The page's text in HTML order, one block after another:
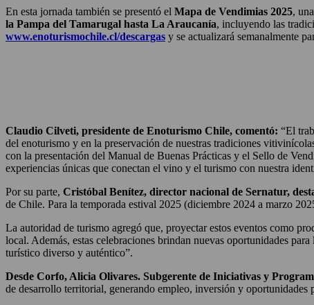
En esta jornada también se presentó el Mapa de Vendimias 2025,
la Pampa del Tamarugal hasta La Araucanía, incluyendo las
www.enoturismochile.cl/descargas y se actualizará semanalmente
Claudio Cilveti, presidente de Enoturismo Chile, comentó: “El
del enoturismo y en la preservación de nuestras tradiciones
con la presentación del Manual de Buenas Prácticas y el Sello de
experiencias únicas que conectan el vino y el turismo con nuestra
Por su parte, Cristóbal Benítez, director nacional de Sernatur,
de Chile. Para la temporada estival 2025 (diciembre 2024 a marzo
La autoridad de turismo agregó que, proyectar estos eventos como
local. Además, estas celebraciones brindan nuevas oportunidades
turístico diverso y auténtico”.
Desde Corfo, Alicia Olivares. Subgerente de Iniciativas y
de desarrollo territorial, generando empleo, inversión y